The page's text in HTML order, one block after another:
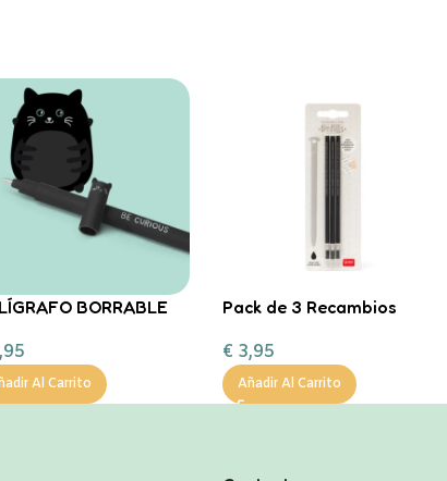
BORRABLE
Al Carrito
Pack de 3 Recambios
Varias colores – Negro
€ 3,95
Añadir Al Carrito